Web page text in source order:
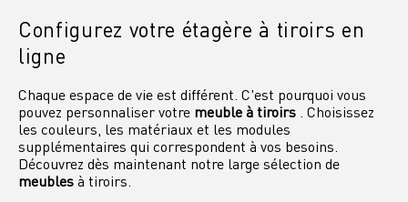
Configurez votre étagère à tiroirs en
ligne
Chaque espace de vie est différent. C'est pourquoi vous
pouvez personnaliser votre meuble à tiroirs . Choisissez
les couleurs, les matériaux et les modules
supplémentaires qui correspondent à vos besoins.
Découvrez dès maintenant notre large sélection de
meublesà tiroirs.